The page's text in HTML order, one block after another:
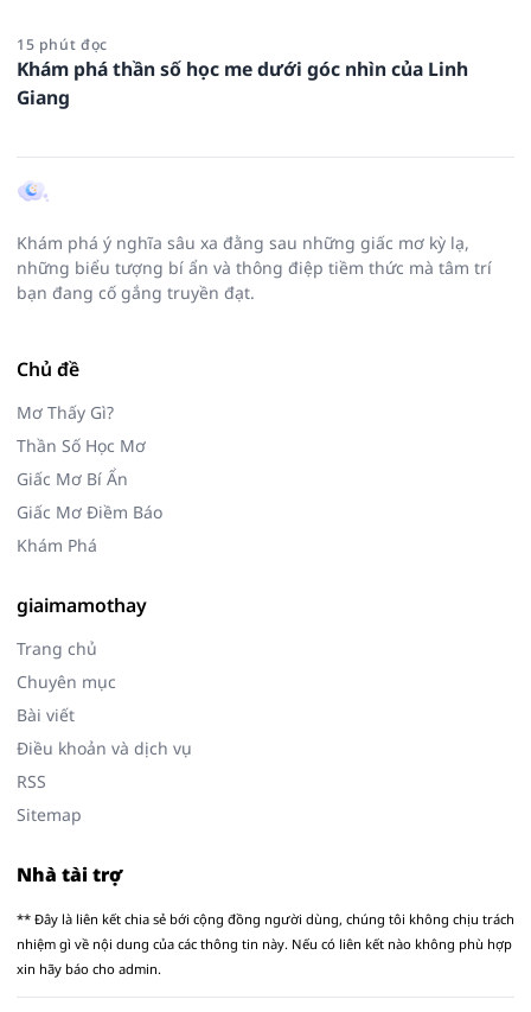
15 phút đọc
Khám phá thần số học me dưới góc nhìn của Linh
Giang
Khám phá ý nghĩa sâu xa đằng sau những giấc mơ kỳ lạ,
những biểu tượng bí ẩn và thông điệp tiềm thức mà tâm trí
bạn đang cố gắng truyền đạt.
Chủ đề
Mơ Thấy Gì?
Thần Số Học Mơ
Giấc Mơ Bí Ẩn
Giấc Mơ Điềm Báo
Khám Phá
giaimamothay
Trang chủ
Chuyên mục
Bài viết
Điều khoản và dịch vụ
RSS
Sitemap
Nhà tài trợ
** Đây là liên kết chia sẻ bới cộng đồng người dùng, chúng tôi không chịu trách
nhiệm gì về nội dung của các thông tin này. Nếu có liên kết nào không phù hợp
xin hãy báo cho admin.